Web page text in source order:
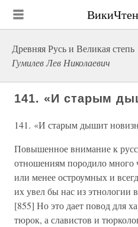
Древняя Русь и Великая степь
Гумилев Лев Николаевич
141. «И старым
141. «И старым дышит
Повышенное внимание к
отношениям породило много
или менее остроумных и
их увел бы нас из этнологии
[855] Но это дает повод для
тюрок, а славистов и